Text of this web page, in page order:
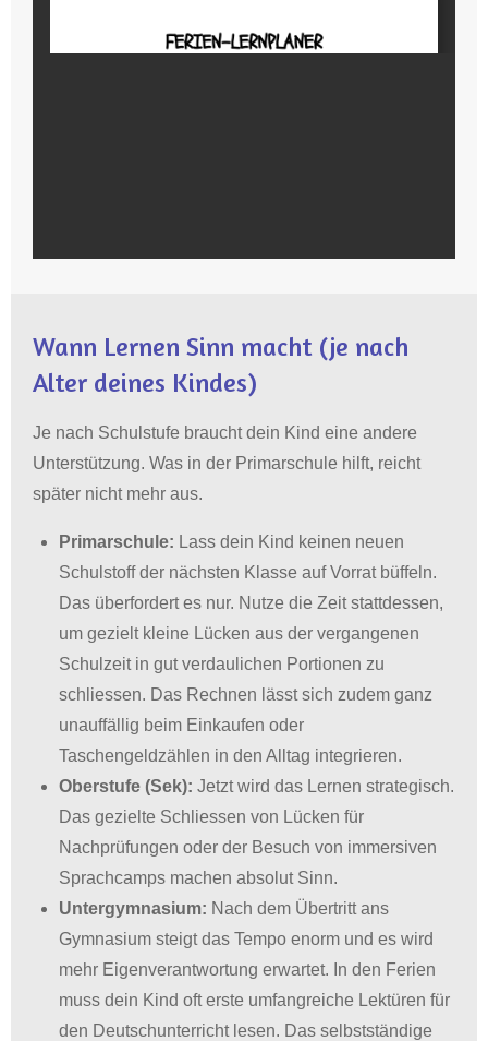
Wann Lernen Sinn macht (je nach
Alter deines Kindes)
Je nach Schulstufe braucht dein Kind eine andere
Unterstützung. Was in der Primarschule hilft, reicht
später nicht mehr aus.
Primarschule: Lass dein Kind keinen neuen
Schulstoff der nächsten Klasse auf Vorrat büffeln.
Das überfordert es nur. Nutze die Zeit stattdessen,
um gezielt kleine Lücken aus der vergangenen
Schulzeit in gut verdaulichen Portionen zu
schliessen. Das Rechnen lässt sich zudem ganz
unauffällig beim Einkaufen oder
Taschengeldzählen in den Alltag integrieren.
Oberstufe (Sek): Jetzt wird das Lernen strategisch.
Das gezielte Schliessen von Lücken für
Nachprüfungen oder der Besuch von immersiven
Sprachcamps machen absolut Sinn.
Untergymnasium: Nach dem Übertritt ans
Gymnasium steigt das Tempo enorm und es wird
mehr Eigenverantwortung erwartet. In den Ferien
muss dein Kind oft erste umfangreiche Lektüren für
den Deutschunterricht lesen. Das selbstständige